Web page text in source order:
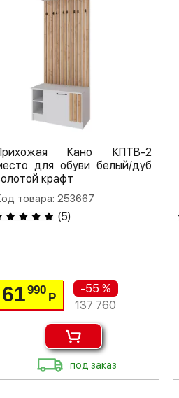
Кано КПТВ-2
для обуви белый/дуб
крафт
товара: 253667
(5)
61990
Р
-55 %
137 760
под заказ